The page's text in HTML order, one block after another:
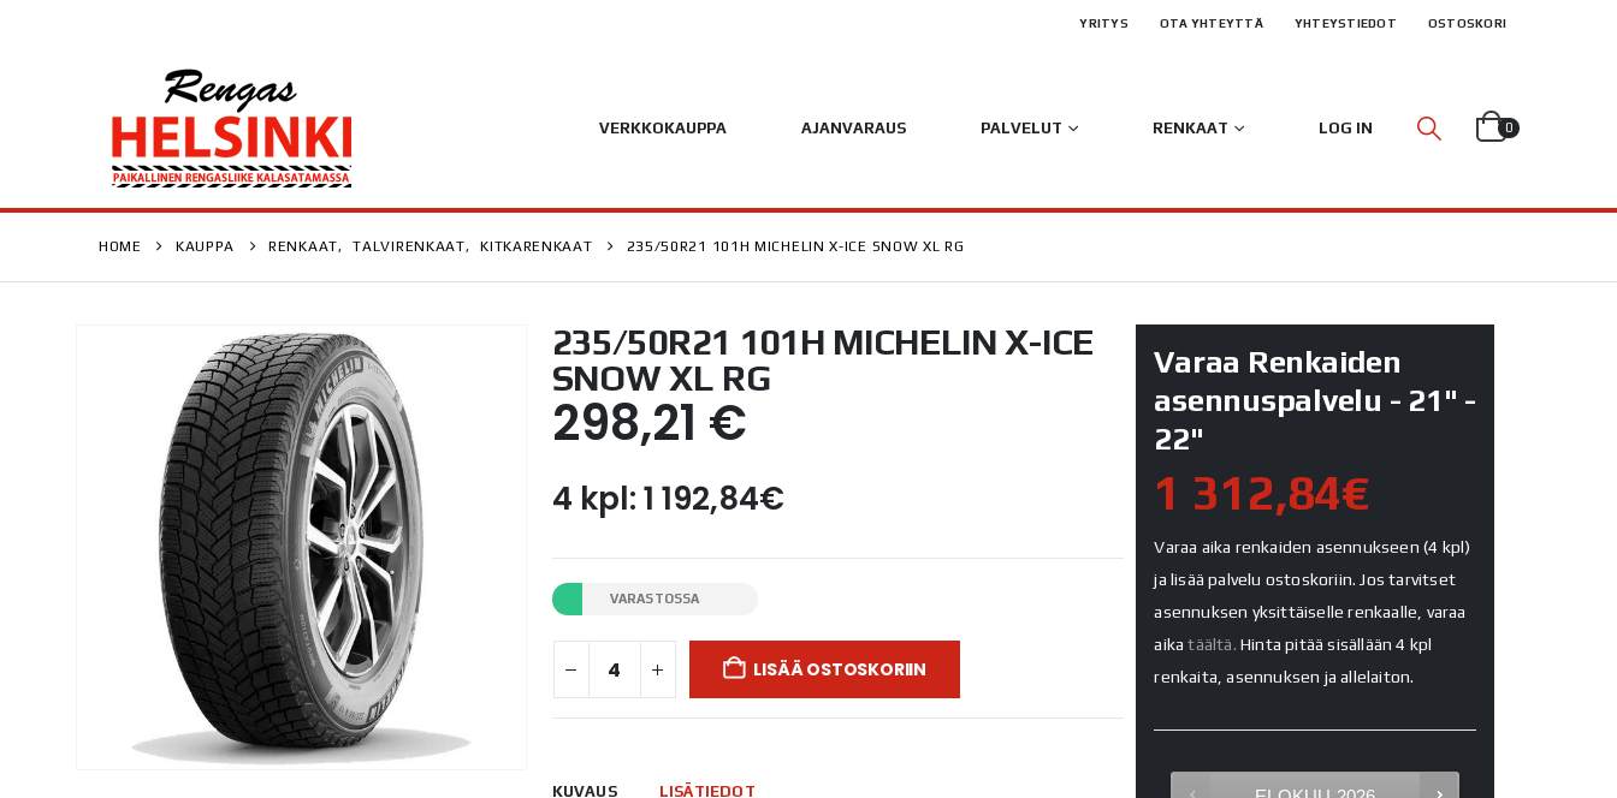
YRITYS OTA YHTEYTTÄ YHTEYSTIEDOT OSTOSKORI
VERKKOKAUPPA AJANVARAUS PALVELUT RENKAAT LOG IN 0
HOME KAUPPA RENKAAT, TALVIRENKAAT, KITKARENKAAT 235/50R21 101H MICHELIN X-ICE SNOW XL RG
235/50R21 101H MICHELIN X-ICE
SNOW XL RG
298,21 €
4 kpl: 1 192,84€
VARASTOSSA
LISÄÄ OSTOSKORIIN
KUVAUS LISÄTIEDOT
Varaa Renkaiden
asennuspalvelu - 21" -
22"
1 312,84€
Varaa aika renkaiden asennukseen (4 kpl)
ja lisää palvelu ostoskoriin. Jos tarvitset
asennuksen yksittäiselle renkaalle, varaa
aikatäältä. Hinta pitää sisällään 4 kpl
renkaita, asennuksen ja allelaiton.